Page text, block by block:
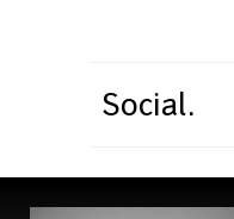
Social.